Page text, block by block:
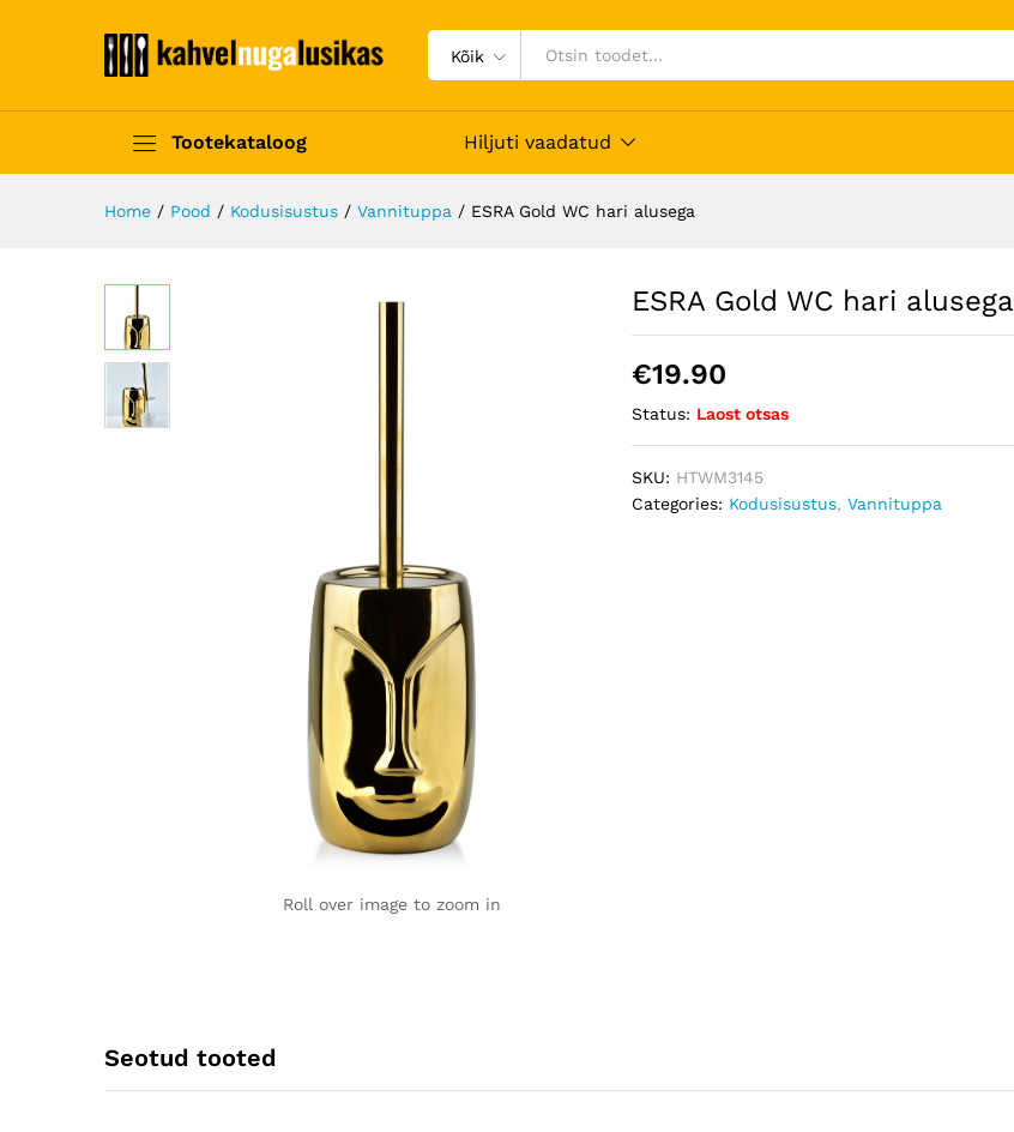
Kõik
Tootekataloog Hiljuti vaadatud
Home / Pood / Kodusisustus / Vannituppa / ESRA Gold WC hari alusega
Roll over image to zoom in
ESRA Gold WC hari alusega
€19.90
Status: Laost otsas
SKU: HTWM3145
Categories: Kodusisustus, Vannituppa
Seotud tooted